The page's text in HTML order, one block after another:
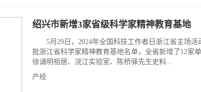
绍兴市新增3家省级科学家精神教育基地
5月29日，2024年全国科技工作者日浙江省主场活
批浙江省科学家精神教育基地名单，全省新增了12家
徐诵明祖居、浣江实验室、陈桥驿先生史料...
产经